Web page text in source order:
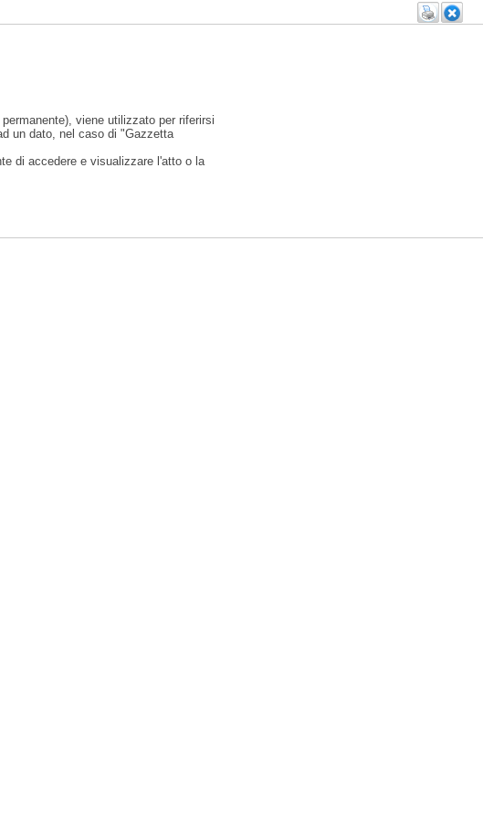
viene utilizzato per riferirsi
un dato, nel caso di "Gazzetta
di accedere e visualizzare l'atto o la